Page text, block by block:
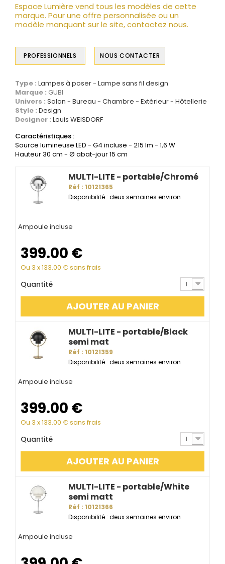
Espace Lumière vend tous les modèles de cette
marque. Pour une offre personnalisée ou un
modèle manquant sur le site, contactez nous.
PROFESSIONNELS NOUS CONTACTER
Type : Lampes à poser
Lampe sans fil design
Marque : GUBI
Univers : Salon Bureau Chambre Extérieur
Hôtellerie
Style : Design
Designer : Louis WEISDORF
Caractéristiques :
Source lumineuse LED - G4 incluse - 215 lm - 1,6 W
Hauteur 30 cm - Ø abat-jour 15 cm
MULTI-LITE - portable/Chromé
Réf : 10121365
Disponibilité : deux semaines environ
Ampoule incluse
399.00 €
Ou 3 x133.00 € sans frais
Quantité 1
AJOUTER AU PANIER
MULTI-LITE - portable/Black
semi mat
Réf : 10121359
Disponibilité : deux semaines environ
Ampoule incluse
399.00 €
Ou 3 x133.00 € sans frais
Quantité 1
AJOUTER AU PANIER
MULTI-LITE - portable/White
semi matt
Réf : 10121366
Disponibilité : deux semaines environ
Ampoule incluse